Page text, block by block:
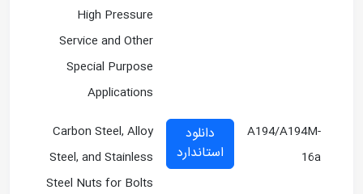
High Pressure
Service and Other
Special Purpose
Applications
A194/A194M-
16a
دانلود
استاندارد
Carbon Steel, Alloy
Steel, and Stainless
Steel Nuts for Bolts